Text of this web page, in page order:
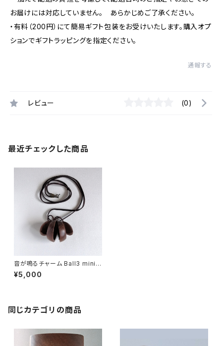
お届けには対応していません。 あらかじめご了承ください。
・有料（200円）にて簡易ギフト包装をお受けいたします。購入オプ
ションでギフトラッピングを指定ください。
通報する
レビュー (0)
最近チェックした商品
音が鳴るチャーム Ball3 mini
DB（和音カスタネット 焦茶）
¥5,000
同じカテゴリの商品